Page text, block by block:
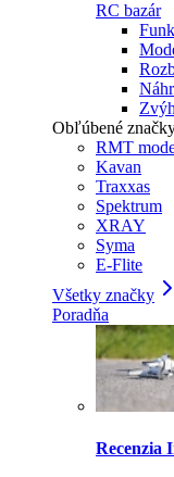
RC bazár
Obľúbené
RMT
Kavan
Traxxas
Spektrum
XRAY
Syma
E-Flite
Všetky značky
Poradňa
Recenzia